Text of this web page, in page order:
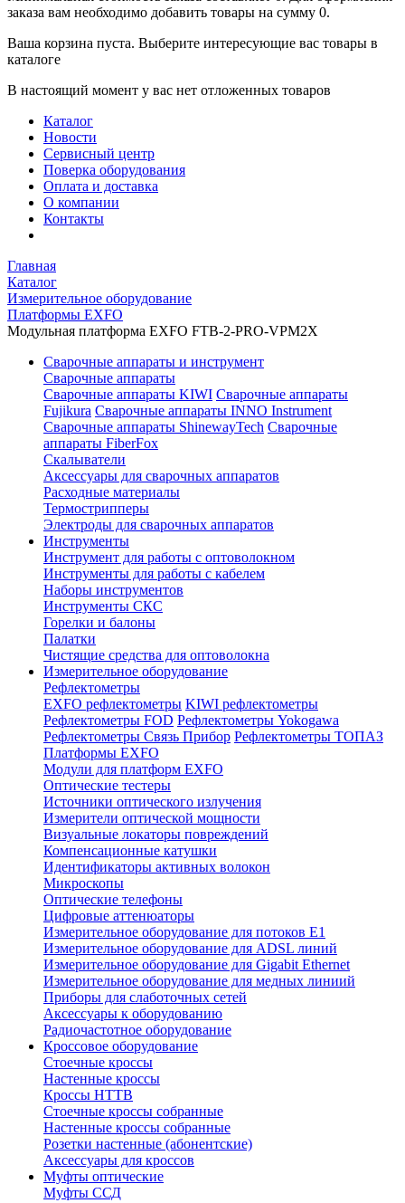
заказа вам необходимо добавить товары на сумму 0.
Ваша корзина пуста. Выберите интересующие вас товары в
каталоге
В настоящий момент у вас нет отложенных товаров
Каталог
Новости
Сервисный центр
Поверка оборудования
Оплата и доставка
О компании
Контакты
Главная
Каталог
Измерительное оборудование
Платформы EXFO
Модульная платформа EXFO FTB-2-PRO-VPM2X
Сварочные аппараты и инструмент
Сварочные аппараты
Сварочные аппараты KIWI Сварочные аппараты
Fujikura Сварочные аппараты INNO Instrument
Сварочные аппараты ShinewayTech Cварочные
аппараты FiberFox
Скалыватели
Аксессуары для сварочных аппаратов
Расходные материалы
Термострипперы
Электроды для сварочных аппаратов
Инструменты
Инструмент для работы с оптоволокном
Инструменты для работы с кабелем
Наборы инструментов
Инструменты СКС
Горелки и балоны
Палатки
Чистящие средства для оптоволокна
Измерительное оборудование
Рефлектометры
EXFO рефлектометры KIWI рефлектометры
Рефлектометры FOD Рефлектометры Yokogawa
Рефлектометры Связь Прибор Рефлектометры ТОПАЗ
Платформы EXFO
Модули для платформ EXFO
Оптические тестеры
Источники оптического излучения
Измерители оптической мощности
Визуальные локаторы повреждений
Компенсационные катушки
Идентификаторы активных волокон
Микроскопы
Оптические телефоны
Цифровые аттенюаторы
Измерительное оборудование для потоков Е1
Измерительное оборудование для ADSL линий
Измерительное оборудование для Gigabit Ethernet
Измерительное оборудование для медных линиий
Приборы для слаботочных сетей
Аксессуары к оборудованию
Радиочастотное оборудование
Кроссовое оборудование
Стоечные кроссы
Настенные кроссы
Кроссы HTTB
Стоечные кроссы собранные
Настенные кроссы собранные
Розетки настенные (абонентские)
Аксессуары для кроссов
Муфты оптические
Муфты ССД